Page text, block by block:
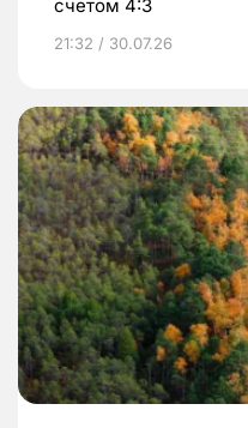
счетом 4:3
21:32 / 30.07.26